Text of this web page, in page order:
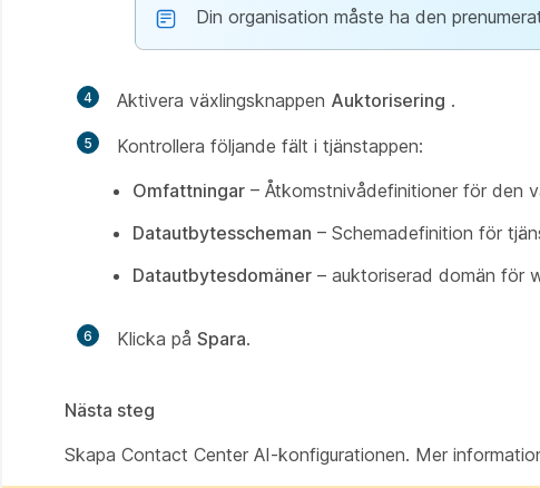
Din organisation måste ha den
4 Aktivera växlingsknappen Auktorisering .
5
Kontrollera följande fält i tjänstappen:
Omfattningar – Åtkomstnivådefinitioner för den
Datautbytesscheman – Schemadefinition för
Datautbytesdomäner – auktoriserad domän för
6 Klicka på Spara.
Nästa steg
Skapa Contact Center AI-konfigurationen. Mer